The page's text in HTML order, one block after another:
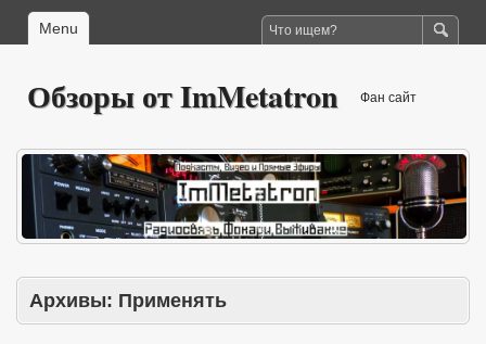
Menu
Обзоры от ImMetatron Фан сайт
Архивы: Применять